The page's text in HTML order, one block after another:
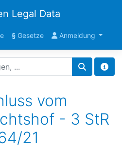
Legal Data
§Gesetze Anmeldung
vom
- 3 StR
21